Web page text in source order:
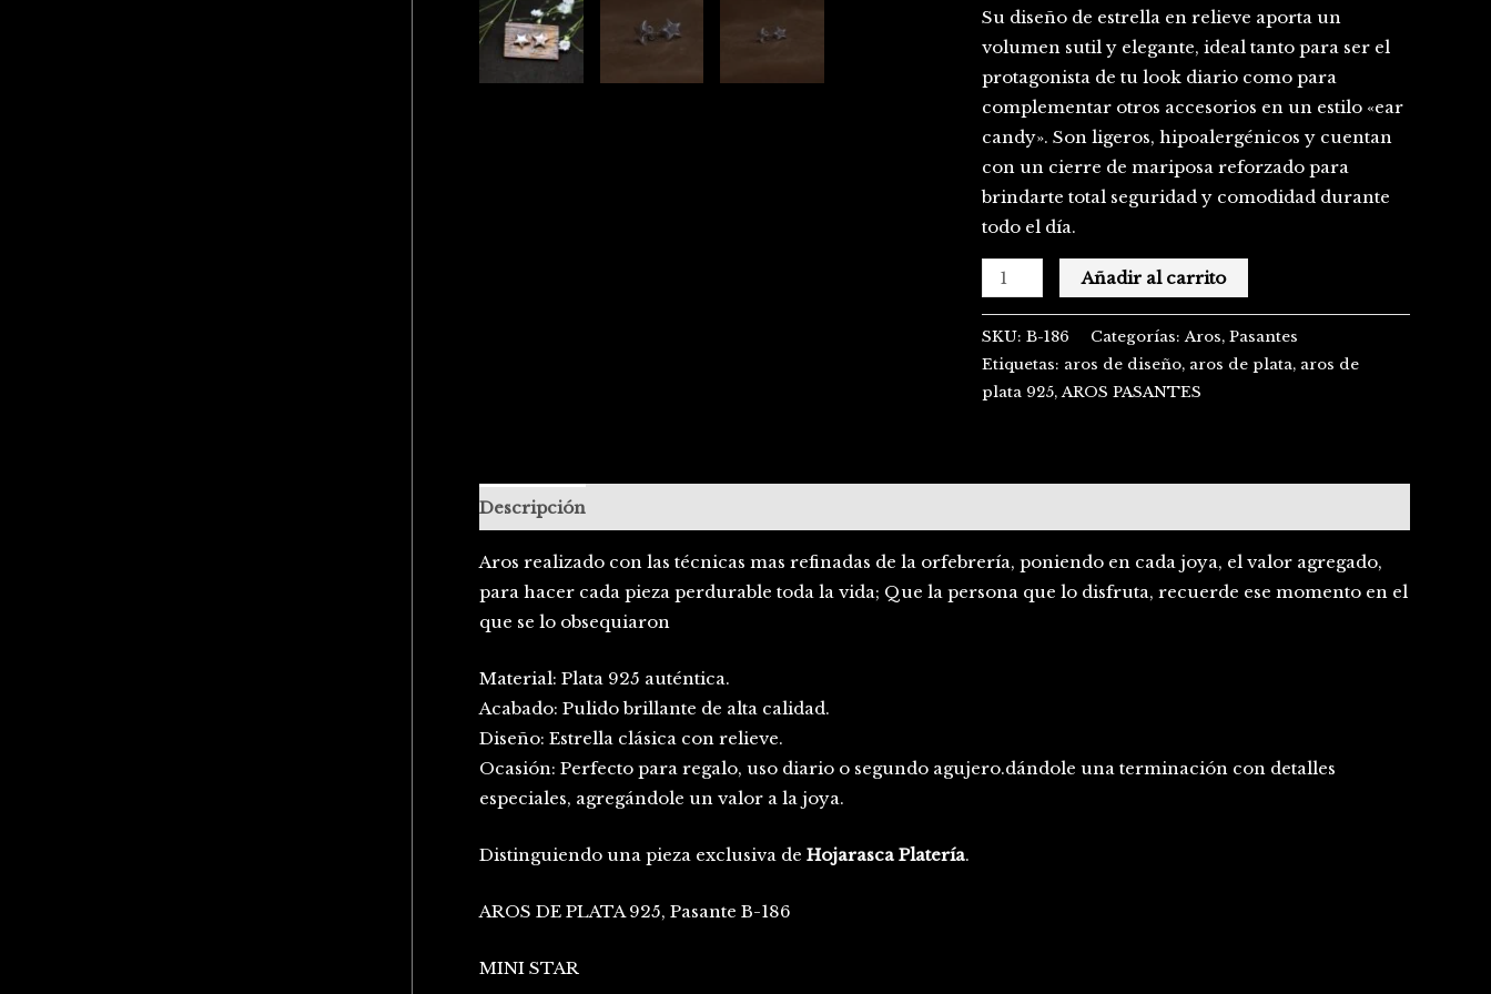
Su diseño de estrella en relieve aporta un
volumen sutil y elegante, ideal tanto para ser el
protagonista de tu look diario como para
complementar otros accesorios en un estilo «ear
candy». Son ligeros, hipoalergénicos y cuentan
con un cierre de mariposa reforzado para
brindarte total seguridad y comodidad durante
todo el día.
Añadir al carrito
SKU:B-186 Categorías:Aros,Pasantes
Etiquetas: aros de diseño, aros de plata, aros de
plata 925,AROS PASANTES
Descripción
Aros realizado con las técnicas mas refinadas de la orfebrería, poniendo en cada joya, el valor agregado,
para hacer cada pieza perdurable toda la vida; Que la persona que lo disfruta, recuerde ese momento en el
que se lo obsequiaron
Material: Plata 925 auténtica.
Acabado: Pulido brillante de alta calidad.
Diseño: Estrella clásica con relieve.
Ocasión: Perfecto para regalo, uso diario o segundo agujero.dándole una terminación con detalles
especiales, agregándole un valor a la joya.
Distinguiendo una pieza exclusiva de Hojarasca Platería.
AROS DE PLATA 925, Pasante B-186
MINI STAR